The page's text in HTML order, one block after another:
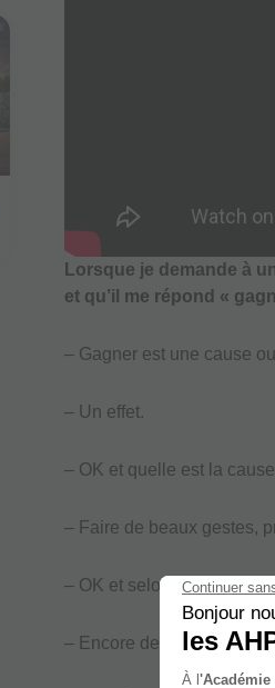
Lorsque je demande à
et qu’il me répond «
– Gagner est une cause
– Un effet.
– OK et quelle est la
– Faire de beaux gestes,
– OK et selon toi, ces
– Encore des effets ?